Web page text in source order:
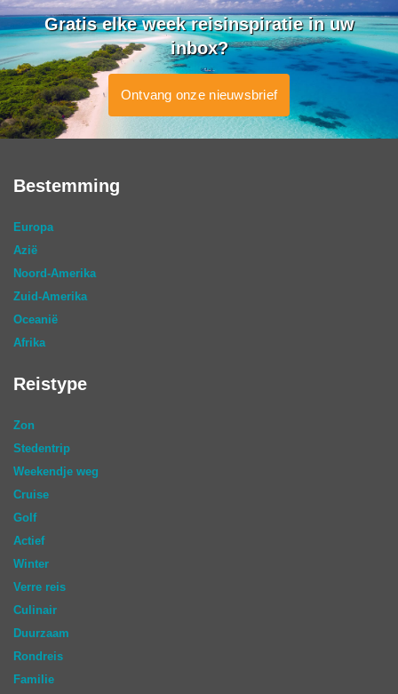
Gratis elke week reisinspiratie in uw
inbox?
Ontvang onze nieuwsbrief
Bestemming
Europa
Azië
Noord-Amerika
Zuid-Amerika
Oceanië
Afrika
Reistype
Zon
Stedentrip
Weekendje weg
Cruise
Golf
Actief
Winter
Verre reis
Culinair
Duurzaam
Rondreis
Familie